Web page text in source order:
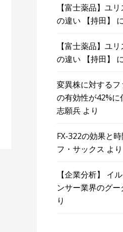
【富士薬品】ユ
の違い 【持田】
【富士薬品】ユ
の違い 【持田】
変異株に対する
の有効性が42%に
志願兵 より
FX-322の効果と
フ・サックス より
【企業分析】 イ
ンサー業界のグー
り